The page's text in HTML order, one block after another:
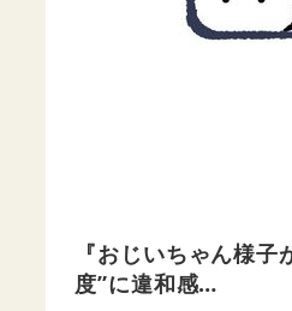
『おじいちゃん様
度”に違和感…